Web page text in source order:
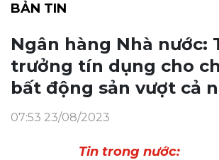
BẢN TIN
Ngân hàng Nhà nước:
trưởng tín dụng cho
bất động sản vượt cả
07:53 23/08/2023
Tin trong nước: